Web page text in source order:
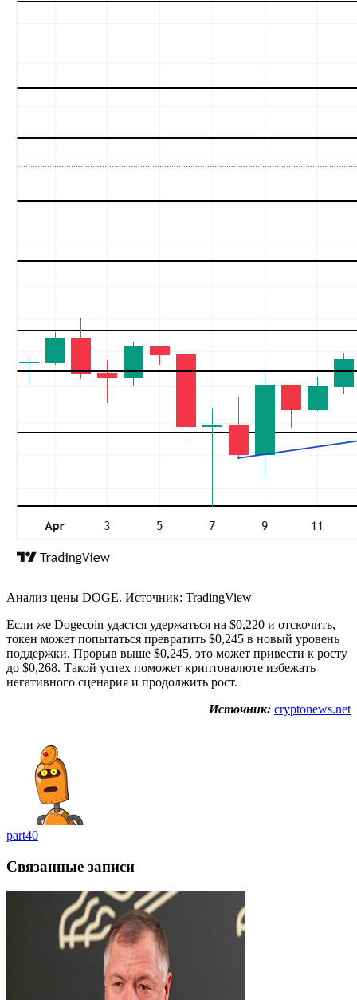
Анализ цены DOGE. Источник: TradingView
Если же Dogecoin удастся удержаться на $0,220 и отскочить,
токен может попытаться превратить $0,245 в новый уровень
поддержки. Прорыв выше $0,245, это может привести к росту
до $0,268. Такой успех поможет криптовалюте избежать
негативного сценария и продолжить рост.
Источник: cryptonews.net
part40
Связанные записи